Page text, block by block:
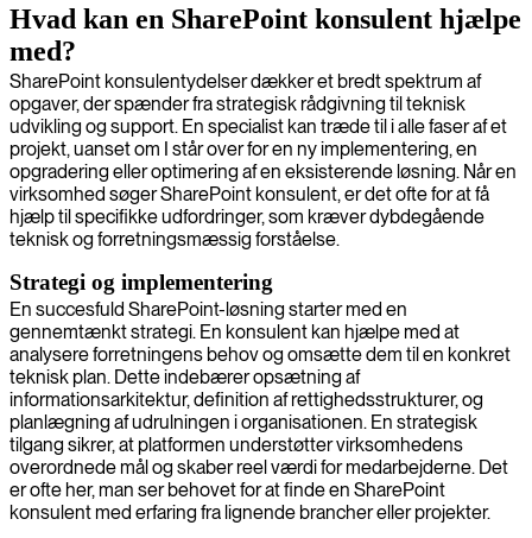
Hvad kan en SharePoint konsulent hjælpe
med?
SharePoint konsulentydelser dækker et bredt spektrum af
opgaver, der spænder fra strategisk rådgivning til teknisk
udvikling og support. En specialist kan træde til i alle faser af et
projekt, uanset om I står over for en ny implementering, en
opgradering eller optimering af en eksisterende løsning. Når en
virksomhed søger SharePoint konsulent, er det ofte for at få
hjælp til specifikke udfordringer, som kræver dybdegående
teknisk og forretningsmæssig forståelse.
Strategi og implementering
En succesfuld SharePoint-løsning starter med en
gennemtænkt strategi. En konsulent kan hjælpe med at
analysere forretningens behov og omsætte dem til en konkret
teknisk plan. Dette indebærer opsætning af
informationsarkitektur, definition af rettighedsstrukturer, og
planlægning af udrulningen i organisationen. En strategisk
tilgang sikrer, at platformen understøtter virksomhedens
overordnede mål og skaber reel værdi for medarbejderne. Det
er ofte her, man ser behovet for at finde en SharePoint
konsulent med erfaring fra lignende brancher eller projekter.